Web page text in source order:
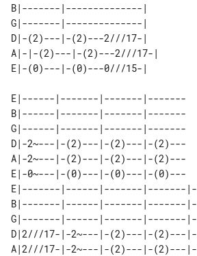
B|-------|--------------|
G|-------|--------------|
D|-(2)---|-(2)---2///17-|
A|-|-(2)---|-(2)---2///17-|
E|------|-------|-------|-------
B|------|-------|-------|-------
G|------|-------|-------|-------
D|-2~---|-(2)---|-(2)---|-(2)---
A|-2~---|-(2)---|-(2)---|-(2)---
E|-0~---|-(0)---|-(0)---|-(0)---
E|-------|------|-------|-------|-
B|-------|------|-------|-------|-
G|-------|------|-------|-------|-
D|2///17-|-2~---|-(2)---|-(2)---|-
A|2///17-|-2~---|-(2)---|-(2)---|-